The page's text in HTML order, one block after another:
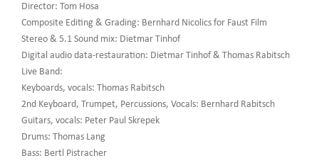
Director: Tom Hosa
Composite Editing & Grading: Bernhard Nicolics for Faust Film
Stereo & 5.1 Sound mix: Dietmar Tinhof
Digital audio data-restauration: Dietmar Tinhof & Thomas Rabitsch
Live Band:
Keyboards, vocals: Thomas Rabitsch
2nd Keyboard, Trumpet, Percussions, Vocals: Bernhard Rabitsch
Guitars, vocals: Peter Paul Skrepek
Drums: Thomas Lang
Bass: Bertl Pistracher